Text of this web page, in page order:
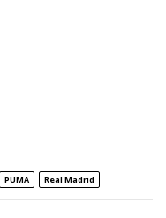
PUMA Real Madrid